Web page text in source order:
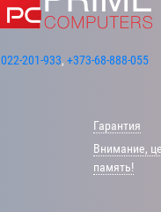
022-201-933, +373-68-888-055
Гарантия
Внимание,
память!